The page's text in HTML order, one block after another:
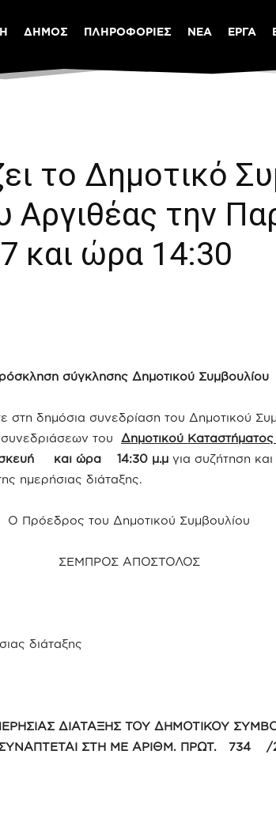
ΔΗΜΟΣ ΠΛΗΡΟΦΟΡΙΕΣ ΝΕΑ ΕΡΓΑ
το Δημοτικό
Αργιθέας την
και ώρα 14:30
σύγκλησης Δημοτικού Συμβουλίου
στη δημόσια συνεδρίαση του Δημοτικού
συνεδριάσεων του Δημοτικού
και ώρα 14:30 μ.μ για συζήτηση
ημερήσιας διάταξης.
Ο Πρόεδρος του Δημοτικού Συμβουλίου
ΣΕΜΠΡΟΣ ΑΠΟΣΤΟΛΟΣ
διάταξης
ΔΙΑΤΑΞΗΣ ΤΟΥ ΔΗΜΟΤΙΚΟΥ
ΣΤΗ ΜΕ ΑΡΙΘΜ. ΠΡΩΤ. 734 /